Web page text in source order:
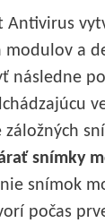
Antivirus
modulov a
následne
záložných
snímky
snímok
počas